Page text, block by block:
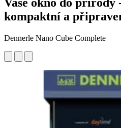
kompaktní a
Dennerle Nano Cube Complete